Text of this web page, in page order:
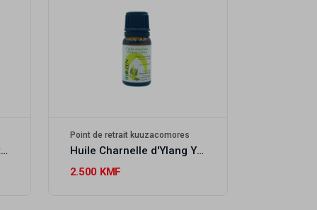
Huile de massage Instant Divin BIOZEN
Point de retrait kuuzacomores
Huile Charnelle d'Ylang Ylang BIOZEN
2.500 KMF